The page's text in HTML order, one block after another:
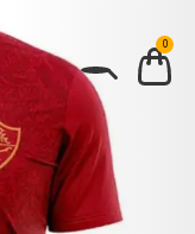
0